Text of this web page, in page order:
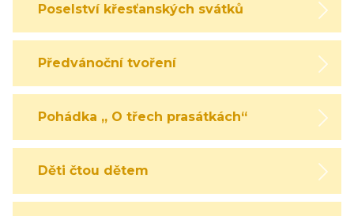
Poselství křesťanských svátků
Předvánoční tvoření
Pohádka „ O třech prasátkách“
Děti čtou dětem